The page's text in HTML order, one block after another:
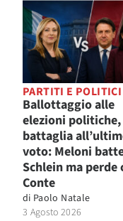
PARTITI E POLITICI
Ballottaggio alle
elezioni politiche,
battaglia
voto: Meloni
Schlein ma perde
Conte
di Paolo Natale
3 Agosto 2026